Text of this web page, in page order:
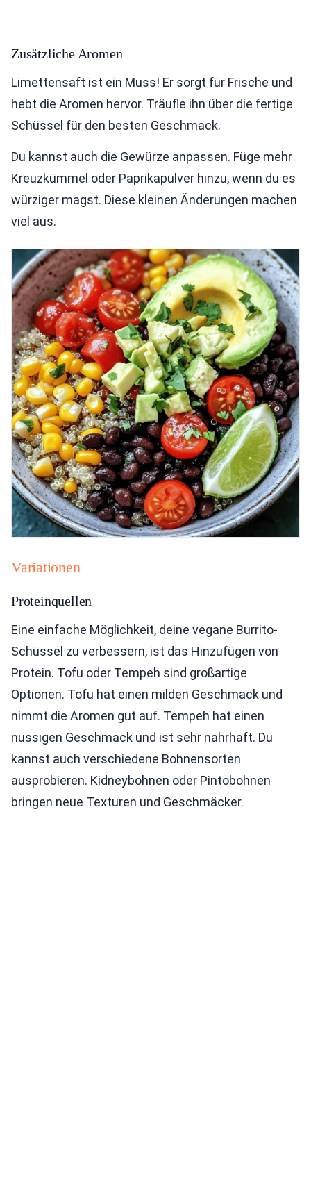
Zusätzliche Aromen
Limettensaft ist ein Muss! Er sorgt für Frische und
hebt die Aromen hervor. Träufle ihn über die fertige
Schüssel für den besten Geschmack.
Du kannst auch die Gewürze anpassen. Füge mehr
Kreuzkümmel oder Paprikapulver hinzu, wenn du es
würziger magst. Diese kleinen Änderungen machen
viel aus.
Variationen
Proteinquellen
Eine einfache Möglichkeit, deine vegane Burrito-
Schüssel zu verbessern, ist das Hinzufügen von
Protein. Tofu oder Tempeh sind großartige
Optionen. Tofu hat einen milden Geschmack und
nimmt die Aromen gut auf. Tempeh hat einen
nussigen Geschmack und ist sehr nahrhaft. Du
kannst auch verschiedene Bohnensorten
ausprobieren. Kidneybohnen oder Pintobohnen
bringen neue Texturen und Geschmäcker.